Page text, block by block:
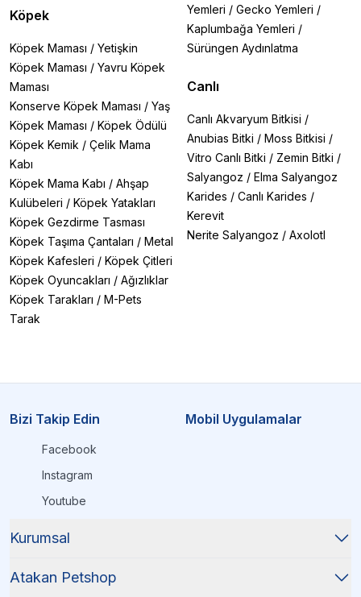
Köpek
Köpek Maması / Yetişkin
Köpek Maması / Yavru Köpek
Maması
Konserve Köpek Maması / Yaş
Köpek Maması / Köpek Ödülü
Köpek Kemik / Çelik Mama
Kabı
Köpek Mama Kabı / Ahşap
Kulübeleri / Köpek Yatakları
Köpek Gezdirme Tasması
Köpek Taşıma Çantaları / Metal
Köpek Kafesleri / Köpek Çitleri
Köpek Oyuncakları / Ağızlıklar
Köpek Tarakları / M-Pets
Tarak
Yemleri / Gecko Yemleri /
Kaplumbağa Yemleri /
Sürüngen Aydınlatma
Canlı
Canlı Akvaryum Bitkisi /
Anubias Bitki / Moss Bitkisi /
Vitro Canlı Bitki / Zemin Bitki /
Salyangoz / Elma Salyangoz
Karides / Canlı Karides /
Kerevit
Nerite Salyangoz / Axolotl
Bizi Takip Edin
Facebook
Instagram
Youtube
Mobil Uygulamalar
Kurumsal
Atakan Petshop